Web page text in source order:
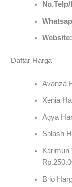
No.Telp/
Website:
Daftar Harga
Avanza
Xenia
Agya
Splash
Karimun
Brio